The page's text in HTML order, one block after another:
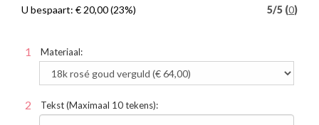
U bespaart: € 20,00(23%) 5/5 (0)
Materiaal:
Tekst (Maximaal 10 tekens):